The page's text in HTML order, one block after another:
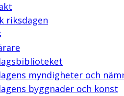
riksdagen
myndigheter och
byggnader och konst